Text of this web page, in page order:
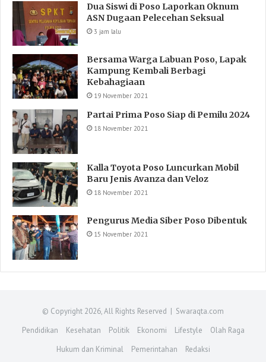
Dua Siswi di Poso Laporkan Oknum
ASN Dugaan Pelecehan Seksual
3 jam lalu
Bersama Warga Labuan Poso, Lapak
Kampung Kembali Berbagi
Kebahagiaan
19 November 2021
Partai Prima Poso Siap di Pemilu 2024
18 November 2021
Kalla Toyota Poso Luncurkan Mobil
Baru Jenis Avanza dan Veloz
18 November 2021
Pengurus Media Siber Poso Dibentuk
15 November 2021
© Copyright 2026, All Rights Reserved | Swaraqta.com
Pendidikan
Kesehatan Politik Ekonomi Lifestyle
Olah Raga
Hukum dan Kriminal
Pemerintahan Redaksi